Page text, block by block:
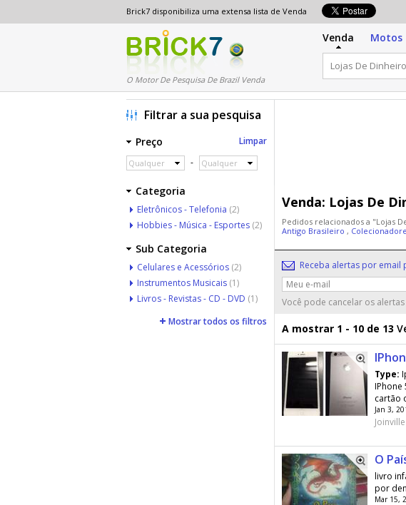
Brick7 disponibiliza uma extensa lista de Venda
O Motor De Pesquisa De Brazil Venda
Venda Motos
Venda: Lojas De
Pedidos relacionados a "Lojas
Antigo Brasileiro ,
Receba alertas por email
Você pode cancelar os
A mostrar 1 - 10 de 13
Type:
IPhone
cartão
Jan 3,
O
livro
por
Mar 15,
Filtrar a sua pesquisa
Preço Limpar
Qualquer - Qualquer
Categoria
Eletrônicos - Telefonia (2)
Hobbies - Música - Esportes (2)
Sub Categoria
Celulares e Acessórios (2)
Instrumentos Musicais (1)
Livros - Revistas - CD - DVD (1)
Mostrar todos os filtros